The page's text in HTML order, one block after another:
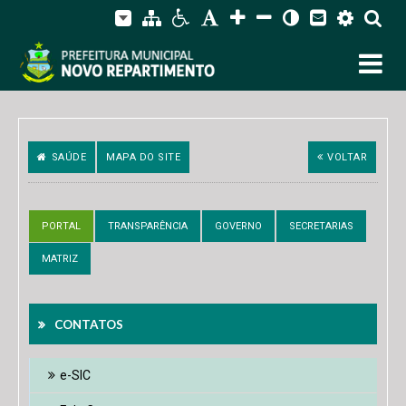
SAÚDE MAPA DO SITE VOLTAR
PORTAL TRANSPARÊNCIA GOVERNO SECRETARIAS
MATRIZ
CONTATOS
e-SIC